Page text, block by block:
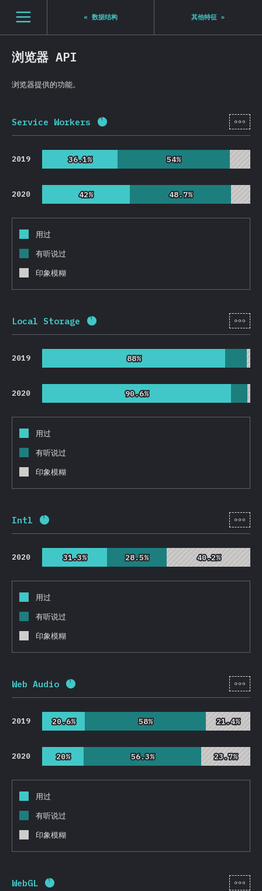
[zh-Hans] general.open_nav
« 数据结构 其他特征 »
浏览器 API
浏览器提供的功能。
Service Workers 完成率: [zh-
2019 36.1%
36.1% 54%
54%
2020 42%
42% 48.7%
48.7%
用过
有听说过
印象模糊
Local Storage 完成率: [zh-
2019 88%
88%
2020 90.6%
90.6%
用过
有听说过
印象模糊
Intl 完成率: [zh-
2020 31.3%
31.3% 28.5%
28.5% 40.2%
40.2%
用过
有听说过
印象模糊
Web Audio 完成率: [zh-
2019 20.6%
20.6% 58%
58% 21.4%
21.4%
2020 20%
20% 56.3%
56.3% 23.7%
23.7%
用过
有听说过
印象模糊
WebGL 完成率: [zh-